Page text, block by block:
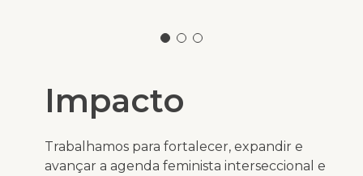
Impacto
Trabalhamos para fortalecer, expandir e
avançar a agenda feminista interseccional e